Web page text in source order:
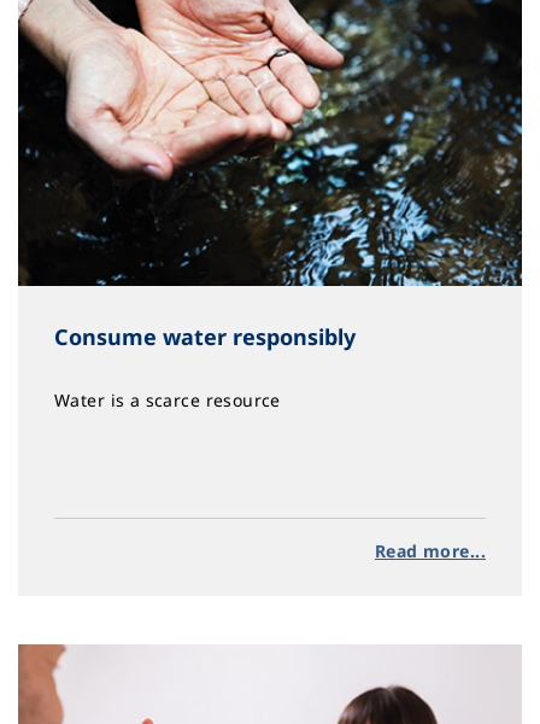
Consume water responsibly
Water is a scarce resource
Read more...